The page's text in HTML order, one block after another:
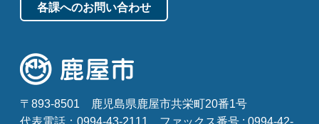
各課へのお問い合わせ
〒893-8501
鹿児島県鹿屋市共栄町20番1号
代表電話：0994-43-2111
ファックス番号 : 0994-42-